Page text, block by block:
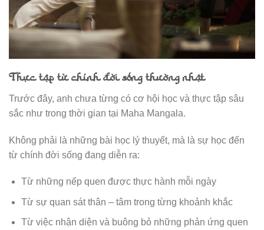
Thực tập từ chính đời sống thường nhật
Trước đây, anh chưa từng có cơ hội học và thực tập sâu
sắc như trong thời gian tại Maha Mangala.
Không phải là những bài học lý thuyết, mà là sự học đến
từ chính đời sống đang diễn ra:
Từ những nếp quen được thực hành mỗi ngày
Từ sự quan sát thân – tâm trong từng khoảnh khắc
Từ việc nhận diện và buông bỏ những phản ứng quen